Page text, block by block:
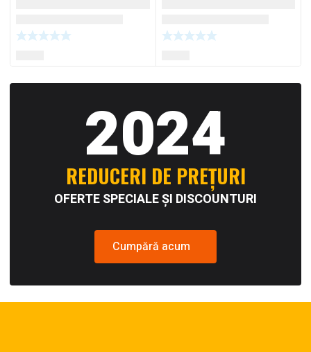
2024
REDUCERI DE PREȚURI
OFERTE SPECIALE ȘI DISCOUNTURI
Cumpără acum